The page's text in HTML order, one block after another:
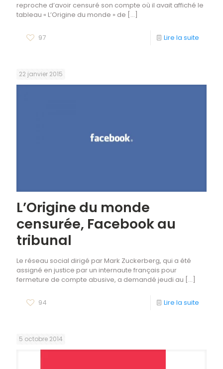
reproche d’avoir censuré son compte où il avait affiché le
tableau « L’Origine du monde » de […]
97 Lire la suite
22 janvier 2015
L’Origine du monde
censurée, Facebook au
tribunal
Le réseau social dirigé par Mark Zuckerberg, qui a été
assigné en justice par un internaute français pour
fermeture de compte abusive, a demandé jeudi au […]
94 Lire la suite
5 octobre 2014